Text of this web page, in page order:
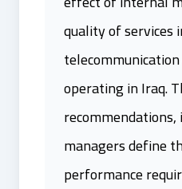
quality of services
operating in Iraq.
managers define
performance